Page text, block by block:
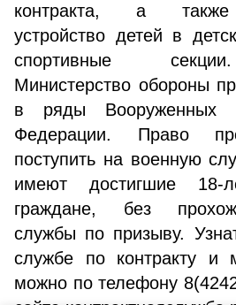
контракта, а также
устройство детей в
спортивные
Министерство обороны
в ряды Вооруженных
Федерации. Право
поступить на военную
имеют достигшие 18-
граждане, без
службы по призыву.
службе по контракту и
можно по телефону